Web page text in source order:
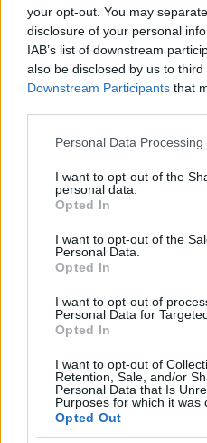
your opt-out. You may
disclosure of your personal
IAB’s list of downstream
also be disclosed by us to
Downstream Participants that
Please note that this website/
not limited to your visit or
grant or deny consent to
use your data for below
consent section.
Personal Data
I want to opt-out of the
personal data.
Opted In
I want to opt-out of the
Personal Data.
Opted In
I want to opt-out of
Personal Data for
Opted In
I want to opt-out of
Retention, Sale, and/or
Personal Data that Is
Purposes for which it was
Opted Out
Ez a csillogó izé
takar a fenekéből
Fotó: Gregory Pace /